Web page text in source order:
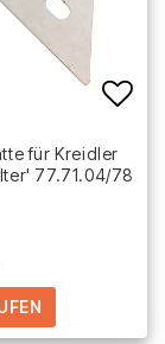
favorites
für Kreidler
77.71.04/78